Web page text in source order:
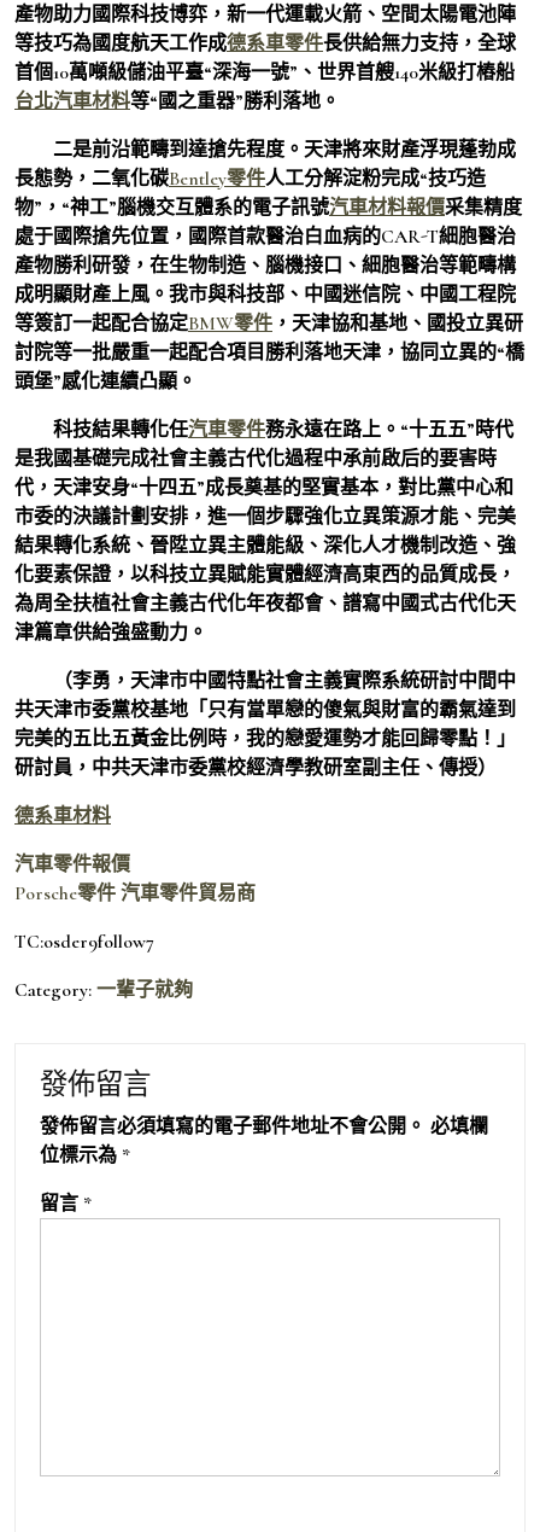
產物助力國際科技博弈，新一代運載火箭、空間太陽電池陣
等技巧為國度航天工作成德系車零件長供給無力支持，全球
首個10萬噸級儲油平臺“深海一號”、世界首艘140米級打樁船
台北汽車材料等“國之重器”勝利落地。
二是前沿範疇到達搶先程度。天津將來財產浮現蓬勃成
長態勢，二氧化碳Bentley零件人工分解淀粉完成“技巧造
物”，“神工”腦機交互體系的電子訊號汽車材料報價采集精度
處于國際搶先位置，國際首款醫治白血病的CAR-T細胞醫治
產物勝利研發，在生物制造、腦機接口、細胞醫治等範疇構
成明顯財產上風。我市與科技部、中國迷信院、中國工程院
等簽訂一起配合協定BMW零件 ，天津協和基地、國投立異研
討院等一批嚴重一起配合項目勝利落地天津，協同立異的“橋
頭堡”感化連續凸顯。
科技結果轉化任汽車零件務永遠在路上。“十五五”時代
是我國基礎完成社會主義古代化過程中承前啟后的要害時
代，天津安身“十四五”成長奠基的堅實基本，對比黨中心和
市委的決議計劃安排，進一個步驟強化立異策源才能、完美
結果轉化系統、晉陞立異主體能級、深化人才機制改造、強
化要素保證，以科技立異賦能實體經濟高東西的品質成長，
為周全扶植社會主義古代化年夜都會、譜寫中國式古代化天
津篇章供給強盛動力。
（李勇， 天津市中國特點社會主義實際系統研討中間中
共天津市委黨校基地「只有當單戀的傻氣與財富的霸氣達到
完美的五比五黃金比例時，我的戀愛運勢才能回歸零點！」
研討員，中共天津市委黨校經濟學教研室副主任、傳授）
德系車材料
汽車零件報價
Porsche零件 汽車零件貿易商
TC:osder9follow7
Category: 一輩子就夠
發佈留言
發佈留言必須填寫的電子郵件地址不會公開。 必填欄
位標示為 *
留言 *